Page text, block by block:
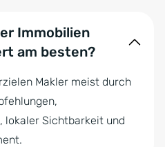
Immobilien
am besten?
Makler meist durch
lokaler Sichtbarkeit und